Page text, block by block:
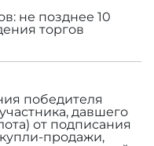
не позднее 10
торгов
победителя
давшего
от подписания
продажи,